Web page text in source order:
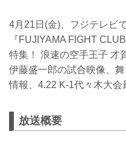
4月21日(金)、フジテレビ
『FUJIYAMA FIGHT
特集！ 浪速の空手王子 才
伊藤盛一郎の試合映像、
情報、4.22 K-1代々木大会
放送概要